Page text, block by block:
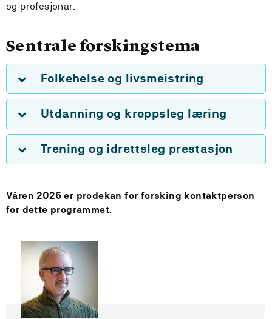
og profesjonar.
Sentrale forskingstema
Folkehelse og livsmeistring
Utdanning og kroppsleg læring
Trening og idrettsleg prestasjon
Våren 2026 er prodekan for forsking kontaktperson
for dette programmet.